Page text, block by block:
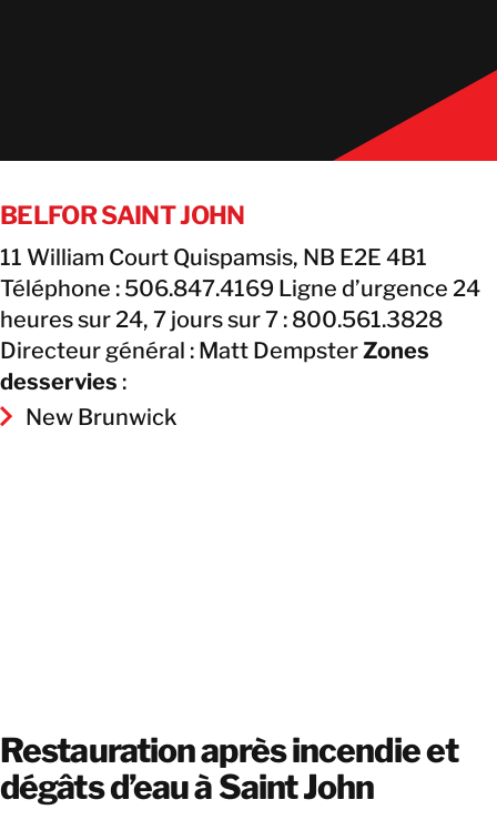
BELFOR SAINT JOHN
11 William Court Quispamsis, NB E2E 4B1
Téléphone : 506.847.4169 Ligne d’urgence 24
heures sur 24, 7 jours sur 7 : 800.561.3828
Directeur général : Matt DempsterZones
desservies :
New Brunwick
Restauration après incendie et
dégâts d’eau à Saint John